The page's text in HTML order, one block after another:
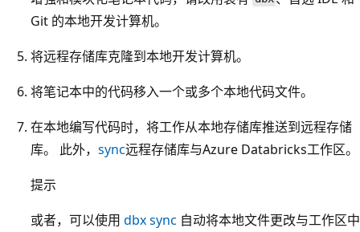
Git 的本地开发计算机。
将远程存储库克隆到本地开发计算机。
将笔记本中的代码移入一个或多个本地代码文件。
在本地编写代码时，将工作从本地存储库推送到远程存储
库。 此外， sync远程存储库与Azure Databricks工作区。
提示
或者，可以使用 dbx sync 自动将本地文件更改与工作区中